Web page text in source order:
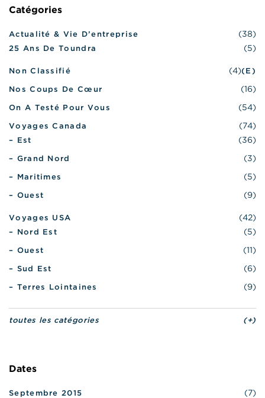
Catégories
Actualité & Vie D’entreprise (38)
25 Ans De Toundra (5)
Non Classifié (e)
(4)
Nos Coups De Cœur (16)
On A Testé Pour Vous (54)
Voyages Canada (74)
– Est (36)
– Grand Nord (3)
– Maritimes (5)
– Ouest (9)
Voyages USA (42)
– Nord Est (5)
– Ouest (11)
– Sud Est (6)
– Terres Lointaines (9)
toutes les catégories (+)
Dates
Septembre 2015 (7)